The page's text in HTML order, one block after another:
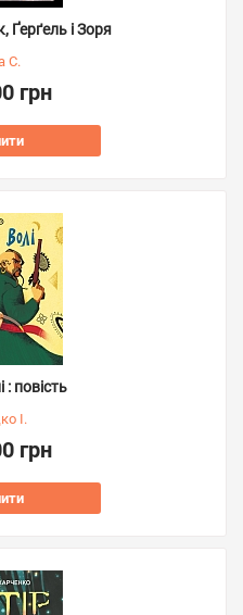
Ґерґель і Зоря
С.
грн
: повість
І.
грн